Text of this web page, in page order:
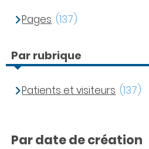
Pages (137)
Par rubrique
Patients et visiteurs (137)
Par date de création